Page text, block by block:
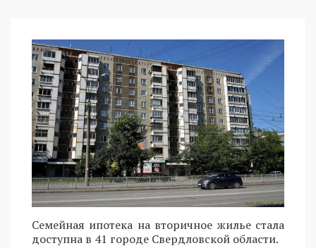
Семейная ипотека на вторичное жилье стала
доступна в 41 городе Свердловской области.